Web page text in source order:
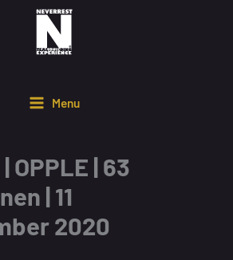
Menu
OPPLE | 63
| 11
2020